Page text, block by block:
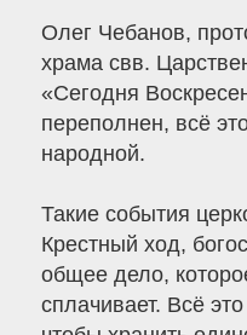
Олег Чебанов,
храма свв.
«Сегодня
переполнен, всё
народной.
Такие события
Крестный ход,
общее дело,
сплачивает. Всё